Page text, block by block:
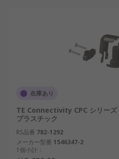
在庫あり
TE Connectivity CPC シリーズ
プラスチック
RS品番 782-1292
メーカー型番 1546347-2
1個小計：